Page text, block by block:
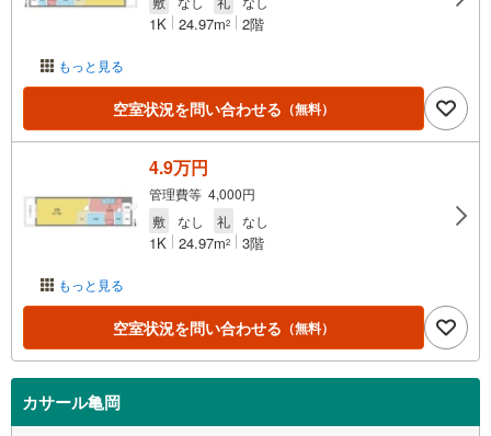
もっと見る
1K 24.97m2 2階
空室状況を問い合わせる （無料）
もっと見る
4.9万円
管理費等 4,000円
敷
なし 礼 なし
1K 24.97m2 3階
空室状況を問い合わせる （無料）
カサール亀岡